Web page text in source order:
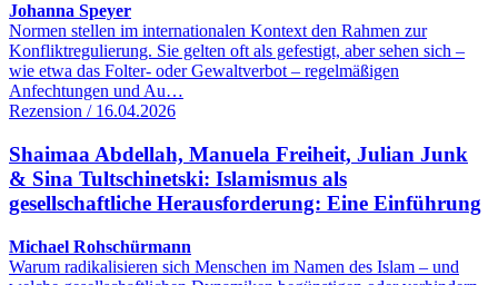
Johanna Speyer
Normen stellen im internationalen Kontext den Rahmen zur
Konfliktregulierung. Sie gelten oft als gefestigt, aber sehen sich –
wie etwa das Folter- oder Gewaltverbot – regelmäßigen
Anfechtungen und Au…
Rezension / 16.04.2026
Shaimaa Abdellah, Manuela Freiheit, Julian Junk
& Sina Tultschinetski: Islamismus als
gesellschaftliche Herausforderung: Eine Einführung
Michael Rohschürmann
Warum radikalisieren sich Menschen im Namen des Islam – und